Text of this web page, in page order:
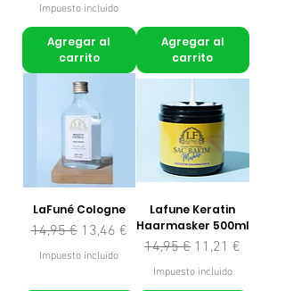
Impuesto incluido
Agregar al
carrito
Agregar al
carrito
LaFuné Cologne
Precio
14,95 € Precio de oferta
13,46 €
Impuesto incluido
Lafune Keratin
Haarmasker 500ml
Precio
14,95 € Precio de oferta
11,21 €
Impuesto incluido